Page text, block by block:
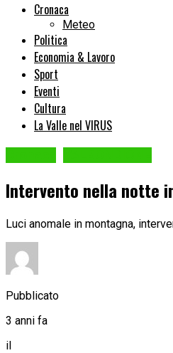
Cronaca
Meteo
Politica
Economia & Lavoro
Sport
Eventi
Cultura
La Valle nel VIRUS
Intervento nella notte
Luci anomale in montagna,
Pubblicato
3 anni fa
il